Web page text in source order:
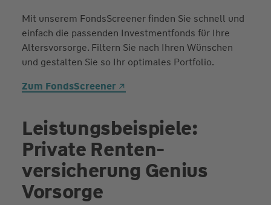
Mit unserem FondsScreener finden Sie schnell und
einfach die passenden Investmentfonds für Ihre
Altersvorsorge. Filtern Sie nach Ihren Wünschen
und gestalten Sie so Ihr optimales Portfolio.
Zum FondsScreener
Leistungsbeispiele:
Private Renten­
versicherung Genius
Vorsorge